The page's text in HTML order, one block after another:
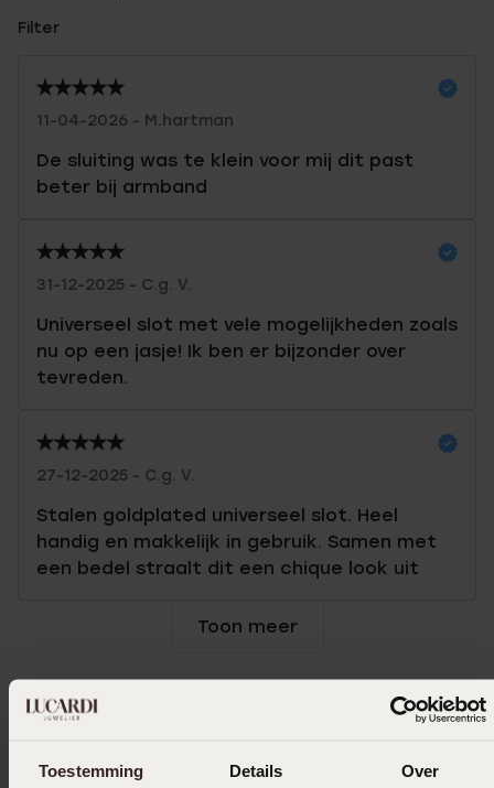
Toestemming Details Over
Filter
11-04-2026 - M.hartman
De sluiting was te klein voor mij dit past
beter bij armband
31-12-2025 - C.g. V.
Universeel slot met vele mogelijkheden zoals
nu op een jasje! Ik ben er bijzonder over
tevreden.
27-12-2025 - C.g. V.
Stalen goldplated universeel slot. Heel
handig en makkelijk in gebruik. Samen met
een bedel straalt dit een chique look uit
Toon meer